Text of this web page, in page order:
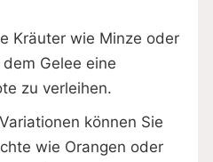
Kräuter wie Minze oder
Gelee eine
zu verleihen.
können Sie
wie Orangen oder